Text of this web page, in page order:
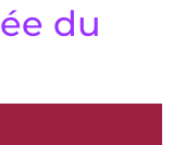
du